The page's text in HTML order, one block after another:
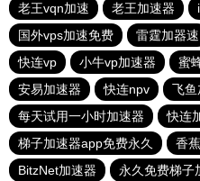
老王vqn加速
老王加速器
国外vps加速免费
雷霆加器速
快连vp
小牛vp加速器 蜜
安易加速器
快连npv
飞鱼
每天试用一小时加速器
快连
梯子加速器app免费永久
香
BitzNet加速器
永久免费梯子